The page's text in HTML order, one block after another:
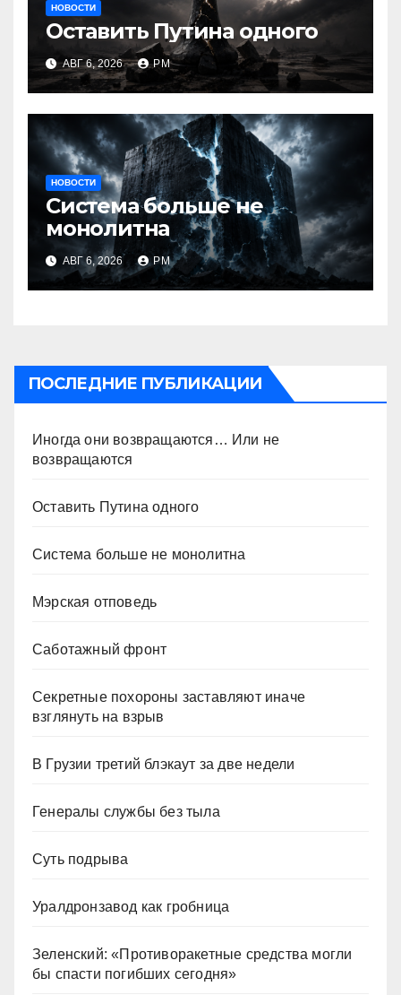
НОВОСТИ
Оставить Путина одного
АВГ 6, 2026 РМ
НОВОСТИ
Система больше не
монолитна
АВГ 6, 2026 РМ
ПОСЛЕДНИЕ ПУБЛИКАЦИИ
Иногда они возвращаются… Или не
возвращаются
Оставить Путина одного
Система больше не монолитна
Мэрская отповедь
Саботажный фронт
Секретные похороны заставляют иначе
взглянуть на взрыв
В Грузии третий блэкаут за две недели
Генералы службы без тыла
Суть подрыва
Уралдронзавод как гробница
Зеленский: «Противоракетные средства могли
бы спасти погибших сегодня»